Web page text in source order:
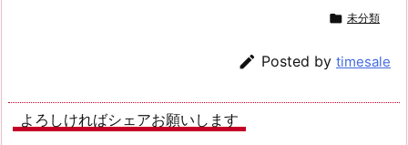
 未分類
 Posted by timesale
よろしければシェアお願いします